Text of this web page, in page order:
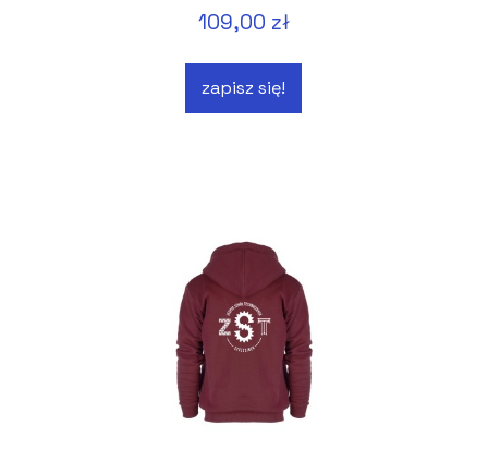
109,00 zł
zapisz się!